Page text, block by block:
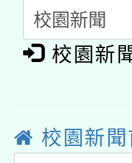
一案。
答一案
有關本
人員健
案。
本校
招)
暨閱讀
科技賦
校園新
校園新